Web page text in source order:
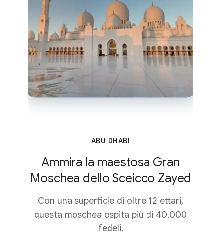
ABU DHABI
Ammira la maestosa Gran
Moschea dello Sceicco Zayed
Con una superficie di oltre 12 ettari,
questa moschea ospita più di 40.000
fedeli.